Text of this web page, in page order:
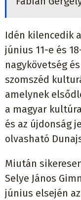
Idén kilencedik
június 11-e és
nagykövetség
szomszéd
amelynek
a magyar
és az újdonság
olvasható
Miután
Selye János
június elsején